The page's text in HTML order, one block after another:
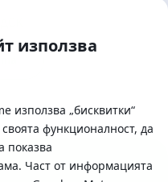
използва
използва „бисквитки“
функционалност, да
показва
Част от информацията